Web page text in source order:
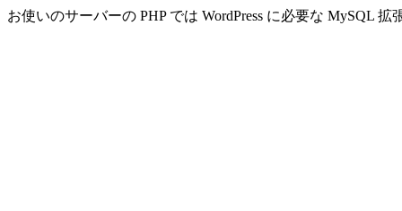
お使いのサーバーの PHP では WordPress に必要な MySQL